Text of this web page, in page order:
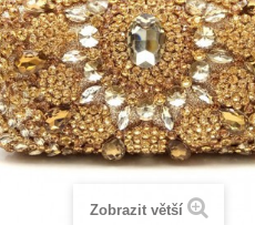
Zobrazit větší